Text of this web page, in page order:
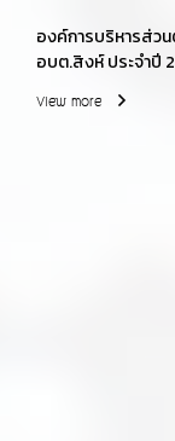
องค์การบริหารส่ว
อบต.สิงห์ ประจำปี 2569 สมัครได้ทางเว๊ปไซต์ อบต.สิง
View more